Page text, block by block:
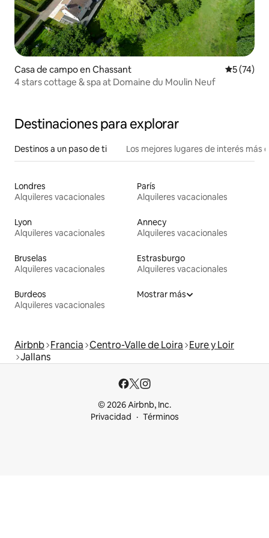
Casa de campo en Chassant
5 (74)
4 stars cottage & spa at Domaine du Moulin Neuf
Destinaciones para explorar
Destinos a un paso de ti Los mejores lugares de interés más
Londres
Alquileres vacacionales
París
Alquileres vacacionales
Lyon
Alquileres vacacionales
Annecy
Alquileres vacacionales
Bruselas
Alquileres vacacionales
Estrasburgo
Alquileres vacacionales
Burdeos
Alquileres vacacionales
Mostrar más
Airbnb Francia Centro-Valle de Loira Eure y Loir
Jallans
© 2026 Airbnb, Inc.
Privacidad
Términos